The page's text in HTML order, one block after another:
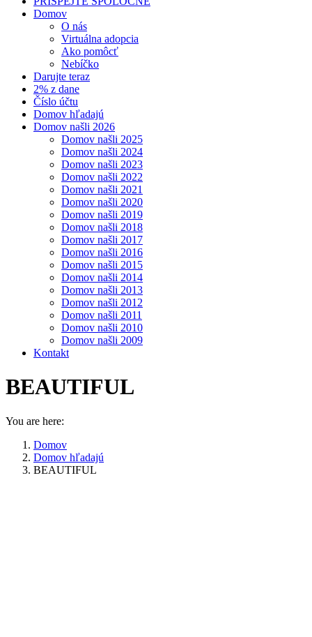
Domov
O nás
Virtuálna adopcia
Ako pomôcť
Nebíčko
Darujte teraz
2% z dane
Číslo účtu
Domov hľadajú
Domov našli 2026
Domov našli 2025
Domov našli 2024
Domov našli 2023
Domov našli 2022
Domov našli 2021
Domov našli 2020
Domov našli 2019
Domov našli 2018
Domov našli 2017
Domov našli 2016
Domov našli 2015
Domov našli 2014
Domov našli 2013
Domov našli 2012
Domov našli 2011
Domov našli 2010
Domov našli 2009
Kontakt
BEAUTIFUL
You are here:
Domov
Domov hľadajú
BEAUTIFUL